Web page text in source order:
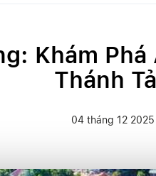
Khám
Thánh
04 tháng 12 2025